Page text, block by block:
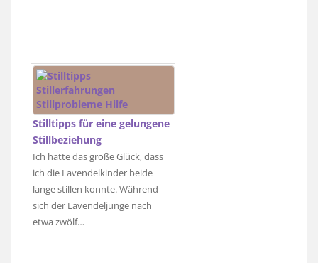
Stilltipps für eine gelungene
Stillbeziehung
Ich hatte das große Glück, dass
ich die Lavendelkinder beide
lange stillen konnte. Während
sich der Lavendeljunge nach
etwa zwölf…